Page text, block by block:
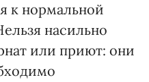
к нормальной
насильно
или приют: они